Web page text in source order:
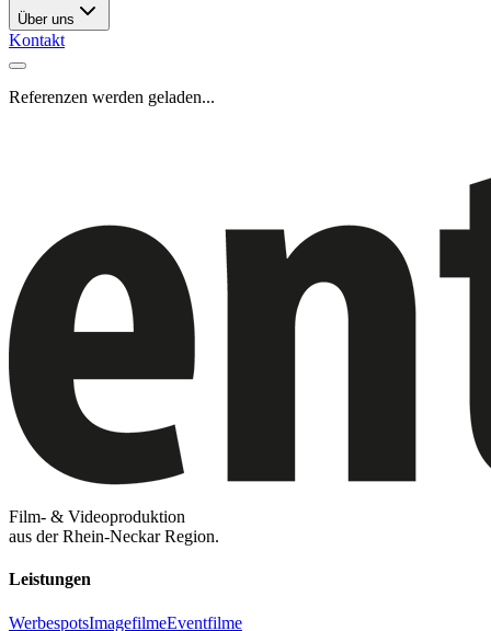
Über uns
Kontakt
Referenzen werden geladen...
Film- & Videoproduktion
aus der Rhein-Neckar Region.
Leistungen
WerbespotsImagefilmeEventfilme